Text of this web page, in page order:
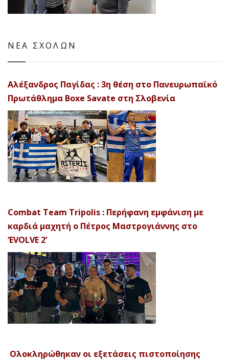
ΝΕΑ ΣΧΟΛΩΝ
Αλέξανδρος Παγίδας : 3η θέση στο Πανευρωπαϊκό
Πρωτάθλημα Boxe Savate στη Σλοβενία
Combat Team Tripolis : Περήφανη εμφάνιση με
καρδιά μαχητή ο Πέτρος Μαστρογιάννης στο
‘EVOLVE 2’
Ολοκληρώθηκαν οι εξετάσεις πιστοποίησης